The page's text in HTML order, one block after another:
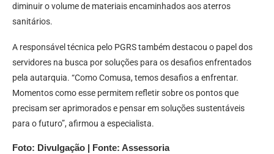
diminuir o volume de materiais encaminhados aos aterros
sanitários.
A responsável técnica pelo PGRS também destacou o papel dos
servidores na busca por soluções para os desafios enfrentados
pela autarquia. “Como Comusa, temos desafios a enfrentar.
Momentos como esse permitem refletir sobre os pontos que
precisam ser aprimorados e pensar em soluções sustentáveis
para o futuro”, afirmou a especialista.
Foto: Divulgação | Fonte: Assessoria